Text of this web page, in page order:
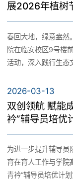
展2026年植树
春回大地，绿意盎
院在临安校区9号楼
活动，深入践行生态
配合，顺利完成栽种
干挺拔、寓意深远，
成才报国的殷切期盼。 学生代表庄一诺表示将以此次活动为
人”、开展劳动教育
领，把绿色理念融
与学院高质量发展。 图/刘明智
2026-03-13
双创领航 赋能
衿”辅导员培优
为进一步提升辅导员
育在育人工作与学院
青衿”辅导员培优计